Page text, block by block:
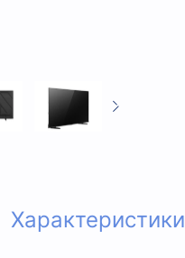
Характеристики